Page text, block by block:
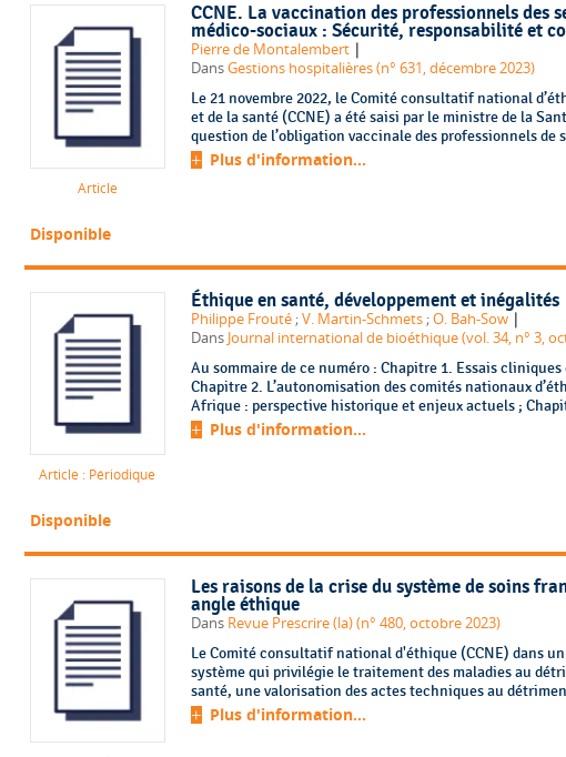
Article
CCNE. La vaccination des professionnels des
médico-sociaux : Sécurité, responsabilité et
Pierre de Montalembert |
DansGestions hospitalières (n° 631, décembre 2023)
Le 21 novembre 2022, le Comité consultatif national
et de la santé (CCNE) a été saisi par le ministre de la
question de l’obligation vaccinale des professionnels de
Plus d'information...
Disponible
Article : Périodique
Éthique en santé, développement et inégalités
Philippe Frouté ;V. Martin-Schmets ;O. Bah-Sow|
Dans Journal international de bioéthique (vol. 34, n° 3,
Au sommaire de ce numéro : Chapitre 1. Essais cliniques et bioéthique en Inde ;
Chapitre 2. L’autonomisation des comités nationaux
Afrique : perspective historique et enjeux actuels ;
Plus d'information...
Disponible
Les raisons de la crise du système de soins
angle éthique
Dans Revue Prescrire (la) (n° 480, octobre 2023)
Le Comité consultatif national d'éthique (CCNE) dans
système qui privilégie le traitement des maladies au
santé, une valorisation des actes techniques au
Plus d'information...